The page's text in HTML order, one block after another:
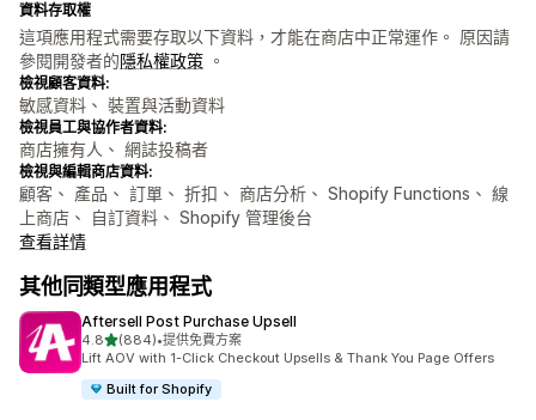
資料存取權
這項應用程式需要存取以下資料，才能在商店中正常運作。 原因請
參閱開發者的隱私權政策 。
檢視顧客資料:
敏感資料、 裝置與活動資料
檢視員工與協作者資料:
商店擁有人、 網誌投稿者
檢視與編輯商店資料:
顧客、 產品、 訂單、 折扣、 商店分析、 Shopify Functions、 線
上商店、 自訂資料、 Shopify 管理後台
查看詳情
其他同類型應用程式
Aftersell Post Purchase Upsell
4.8滿分 5 顆星
(884)
共有 884 則評價
•提供免費方案
Lift AOV with 1-Click Checkout Upsells & Thank You Page Offers
Built for Shopify